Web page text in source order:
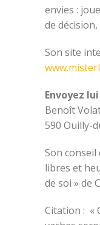
envies :
de
Son site
Envoyez
Benoît
590 Ouilly-
Son
libres et
de soi » de
Citation : «